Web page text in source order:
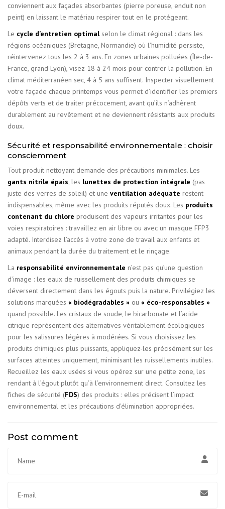
conviennent aux façades absorbantes (pierre poreuse, enduit non
peint) en laissant le matériau respirer tout en le protégeant.
Le cycle d’entretien optimalselon le climat régional : dans les
régions océaniques (Bretagne, Normandie) où l’humidité persiste,
réintervenez tous les 2 à 3 ans. En zones urbaines polluées (Île-de-
France, grand Lyon), visez 18 à 24 mois pour contrer la pollution. En
climat méditerranéen sec, 4 à 5 ans suffisent. Inspecter visuellement
votre façade chaque printemps vous permet d’identifier les premiers
dépôts verts et de traiter précocement, avant qu’ils n’adhèrent
durablement au revêtement et ne deviennent résistants aux produits
doux.
Sécurité et responsabilité environnementale : choisir
consciemment
Tout produit nettoyant demande des précautions minimales. Les
gants nitrile épais, les lunettes de protection intégrale (pas
juste des verres de soleil) et une ventilation adéquate restent
indispensables, même avec les produits réputés doux. Les produits
contenant du chlore produisent des vapeurs irritantes pour les
voies respiratoires : travaillez en air libre ou avec un masque FFP3
adapté. Interdisez l’accès à votre zone de travail aux enfants et
animaux pendant la durée du traitement et le rinçage.
La responsabilité environnementale n’est pas qu’une question
d’image : les eaux de ruissellement des produits chimiques se
déversent directement dans les égouts puis la nature. Privilégiez les
solutions marquées « biodégradables » ou « éco-responsables »
quand possible. Les cristaux de soude, le bicarbonate et l’acide
citrique représentent des alternatives véritablement écologiques
pour les salissures légères à modérées. Si vous choisissez les
produits chimiques plus puissants, appliquez-les précisément sur les
surfaces atteintes uniquement, minimisant les ruissellements inutiles.
Recueillez les eaux usées si vous opérez sur une petite zone, les
rendant à l’égout plutôt qu’à l’environnement direct. Consultez les
fiches de sécurité (FDS) des produits : elles précisent l’impact
environnemental et les précautions d’élimination appropriées.
Post comment